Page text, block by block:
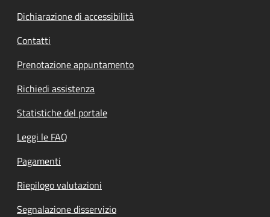
Dichiarazione di accessibilità
Contatti
Prenotazione appuntamento
Richiedi assistenza
Statistiche del portale
Leggi le FAQ
Pagamenti
Riepilogo valutazioni
Segnalazione disservizio